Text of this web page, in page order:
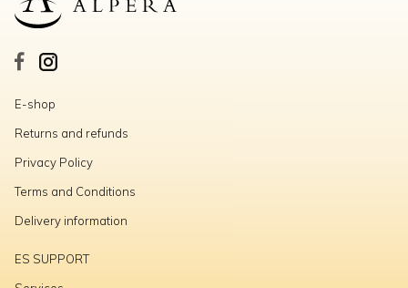
E-shop
Returns and refunds
Privacy Policy
Terms and Conditions
Delivery information
ES SUPPORT